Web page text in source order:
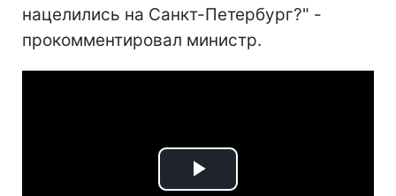
нацелились на Санкт-Петербург?" -
прокомментировал министр.
Play